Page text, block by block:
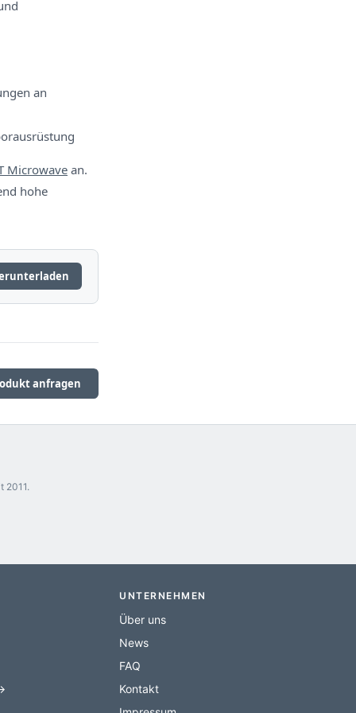
an
Microwave an.
hohe
anfragen
2011.
UNTERNEHMEN
Über uns
News
FAQ
Kontakt